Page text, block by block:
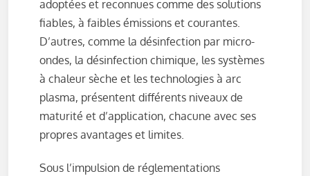
adoptées et reconnues comme des solutions
fiables, à faibles émissions et courantes.
D’autres, comme la désinfection par micro-
ondes, la désinfection chimique, les systèmes
à chaleur sèche et les technologies à arc
plasma, présentent différents niveaux de
maturité et d’application, chacune avec ses
propres avantages et limites.
Sous l’impulsion de réglementations